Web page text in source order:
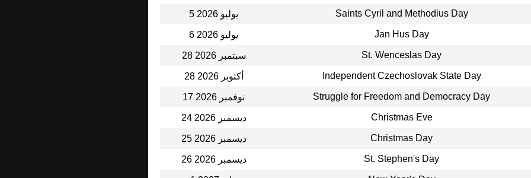
5 يوليو 2026 Saints Cyril and Methodius Day
6 يوليو 2026 Jan Hus Day
28 سبتمبر 2026 St. Wenceslas Day
28 أكتوبر 2026 Independent Czechoslovak State Day
17 نوفمبر 2026 Struggle for Freedom and Democracy Day
24 ديسمبر 2026 Christmas Eve
25 ديسمبر 2026 Christmas Day
26 ديسمبر 2026 St. Stephen's Day